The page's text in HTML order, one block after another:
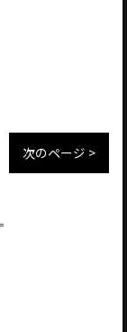
次のページ >